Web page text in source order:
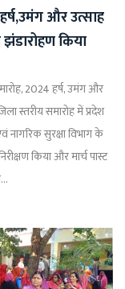
और उत्साह
झंडारोहण किया
2024 हर्ष, उमंग और
स्तरीय समारोह में प्रदेश
नागरिक सुरक्षा विभाग के
किया और मार्च पास्ट